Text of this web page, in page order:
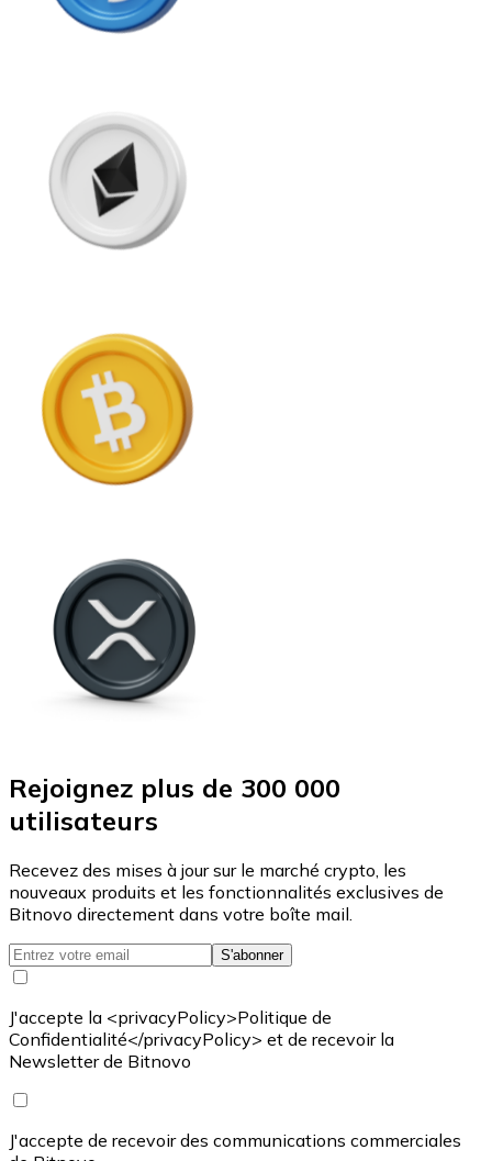
Rejoignez plus de 300 000
utilisateurs
Recevez des mises à jour sur le marché crypto, les
nouveaux produits et les fonctionnalités exclusives de
Bitnovo directement dans votre boîte mail.
S'abonner
J'accepte la <privacyPolicy>Politique de
Confidentialité</privacyPolicy> et de recevoir la
Newsletter de Bitnovo
J'accepte de recevoir des communications commerciales